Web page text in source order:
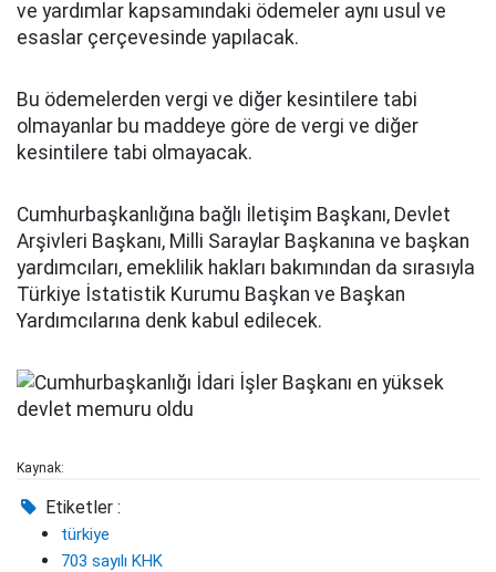
ve yardımlar kapsamındaki ödemeler aynı usul ve
esaslar çerçevesinde yapılacak.
Bu ödemelerden vergi ve diğer kesintilere tabi
olmayanlar bu maddeye göre de vergi ve diğer
kesintilere tabi olmayacak.
Cumhurbaşkanlığına bağlı İletişim Başkanı, Devlet
Arşivleri Başkanı, Milli Saraylar Başkanına ve başkan
yardımcıları, emeklilik hakları bakımından da sırasıyla
Türkiye İstatistik Kurumu Başkan ve Başkan
Yardımcılarına denk kabul edilecek.
Kaynak:
Etiketler :
türkiye
703 sayılı KHK